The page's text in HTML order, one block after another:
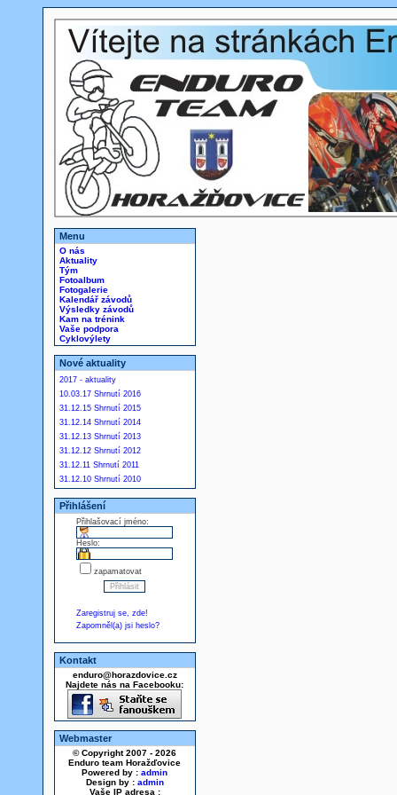
Menu
O nás
Aktuality
Tým
Fotoalbum
Fotogalerie
Kalendář závodů
Výsledky závodů
Kam na trénink
Vaše podpora
Cyklovýlety
Nové aktuality
2017 - aktuality
10.03.17 Shrnutí 2016
31.12.15 Shrnutí 2015
31.12.14 Shrnutí 2014
31.12.13 Shrnutí 2013
31.12.12 Shrnutí 2012
31.12.11 Shrnutí 2011
31.12.10 Shrnutí 2010
Přihlášení
Přihlašovací jméno:
Heslo:
zapamatovat
Zaregistruj se, zde!
Zapomněl(a) jsi heslo?
Kontakt
enduro@horazdovice.cz
Najdete nás na Facebooku:
Webmaster
© Copyright 2007 - 2026
Enduro team Horažďovice
Powered by : admin
Design by : admin
Vaše IP adresa :